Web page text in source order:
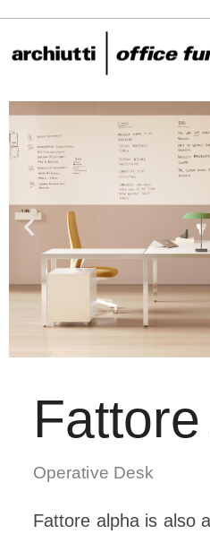
Operative Desk
Fattore alpha is also